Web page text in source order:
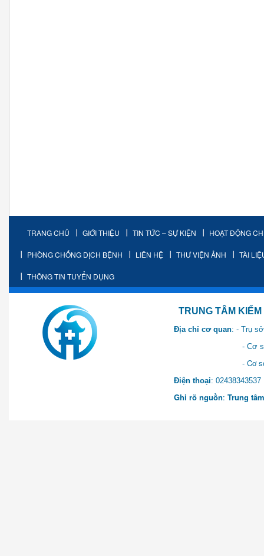
TRANG CHỦ GIỚI THIỆU TIN TỨC – SỰ KIỆN HOẠT ĐỘNG
PHÒNG CHỐNG DỊCH BỆNH LIÊN HỆ THƯ VIỆN ẢNH TÀI
THÔNG TIN TUYỂN DỤNG
TRUNG TÂM KIỂM SOÁT
Địa chỉ cơ quan: - Trụ
- Cơ sở 2: Khu Hành
- Cơ sở 3: Số 1 Ngõ 2
Điện thoại:
Ghi rõ nguồn: Trung